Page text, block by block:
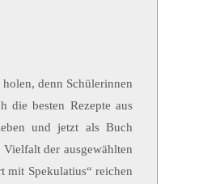
denn Schülerinnen
die besten Rezepte aus
und jetzt als Buch
der ausgewählten
mit Spekulatius“ reichen